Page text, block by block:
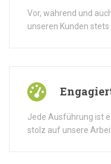
Vor, während und
unseren Kunden
Jede Ausführung ist
stolz auf unsere